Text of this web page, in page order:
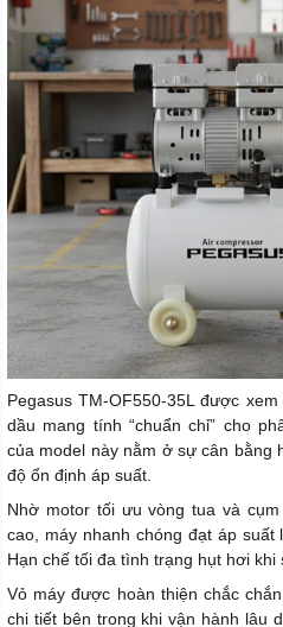
Pegasus TM-OF550-35L được
dầu mang tính “chuẩn chỉ” cho
của model này nằm ở sự cân bằng
độ ổn định áp suất.
Nhờ motor tối ưu vòng tua và
cao, máy nhanh chóng đạt áp
Hạn chế tối đa tình trạng hụt hơi khi
Vỏ máy được hoàn thiện chắc
chi tiết bên trong khi vận hành lâu